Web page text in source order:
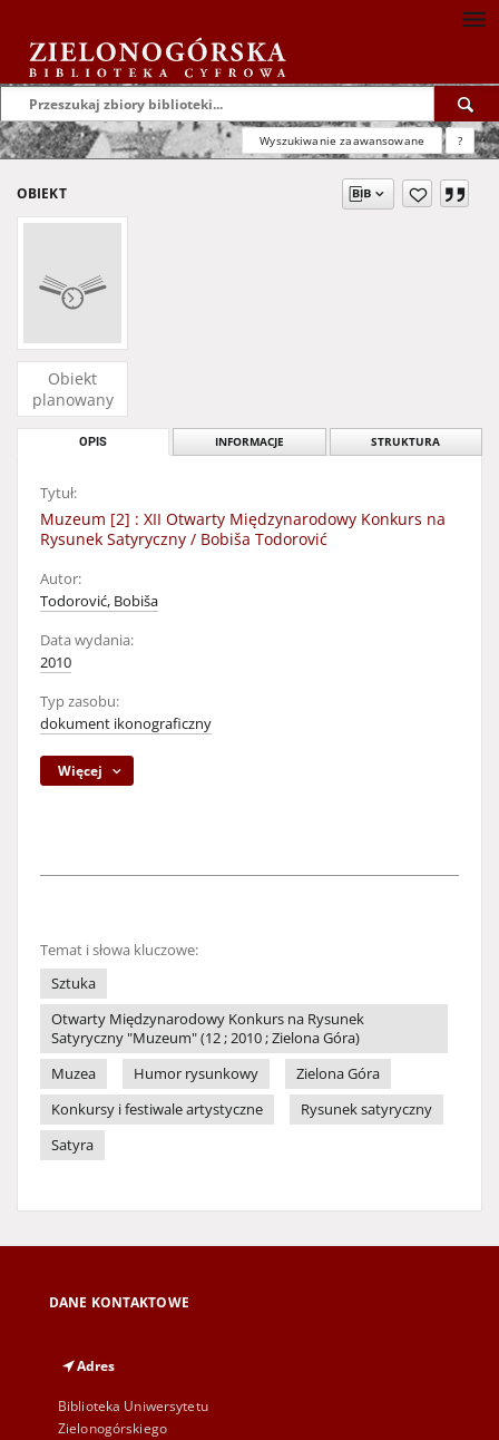
Wyszukiwanie zaawansowane ?
OBIEKT
Obiekt
planowany
OPIS INFORMACJE STRUKTURA
Tytuł:
Muzeum [2] : XII Otwarty Międzynarodowy Konkurs na
Rysunek Satyryczny / Bobiša Todorović
Autor:
Todorović, Bobiša
Data wydania:
2010
Typ zasobu:
dokument ikonograficzny
Więcej
Temat i słowa kluczowe:
Sztuka
Otwarty Międzynarodowy Konkurs na Rysunek
Satyryczny "Muzeum" (12 ; 2010 ; Zielona Góra)
Muzea
Humor rysunkowy
Zielona Góra
Konkursy i festiwale artystyczne
Rysunek satyryczny
Satyra
DANE KONTAKTOWE
Adres
Biblioteka Uniwersytetu
Zielonogórskiego